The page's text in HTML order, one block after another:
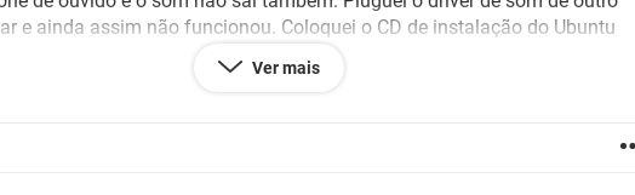
e ainda assim não funcionou. Coloquei o CD de instalação do Ubuntu
o componente de som, já dei comando no cmd e nada. Como podem
volta bem grande. Já não tenho mais ideias.
Ver mais